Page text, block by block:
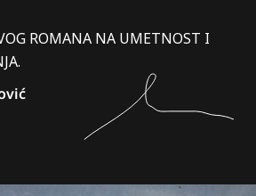
ROMANA NA UMETNOST I